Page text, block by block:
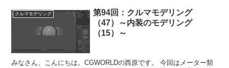
クルマモデリング
第94回：クルマモデリング
（47）～内装のモデリング
（15）～
みなさん、こんにちは。CGWORLDの西原です。 今回はメーター類